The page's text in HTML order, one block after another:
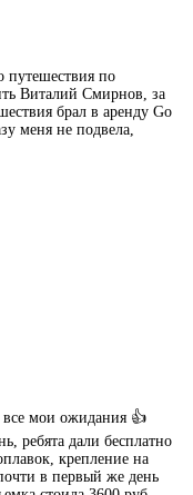
по
Виталий Смирнов, за
брал в аренду Go
меня не подвела,
все мои ожидания 👍
ребята дали бесплатно
крепление на
в первый же день